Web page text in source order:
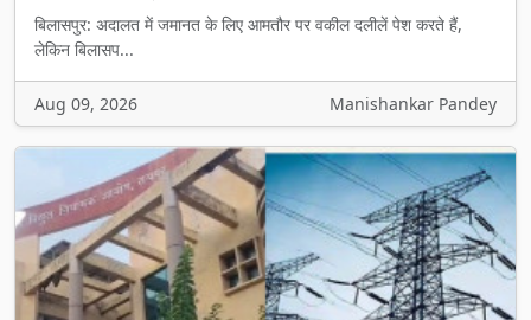
लेकिन बिलासप...
Aug 09, 2026 Manishankar Pandey